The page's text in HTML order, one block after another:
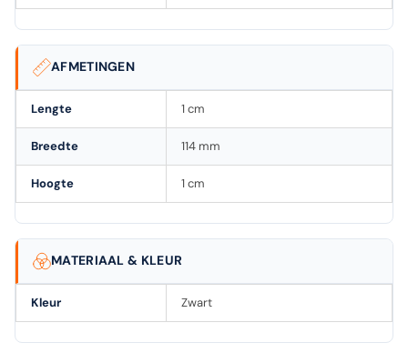
AFMETINGEN
Lengte 1 cm
Breedte 114 mm
Hoogte 1 cm
MATERIAAL & KLEUR
Kleur Zwart